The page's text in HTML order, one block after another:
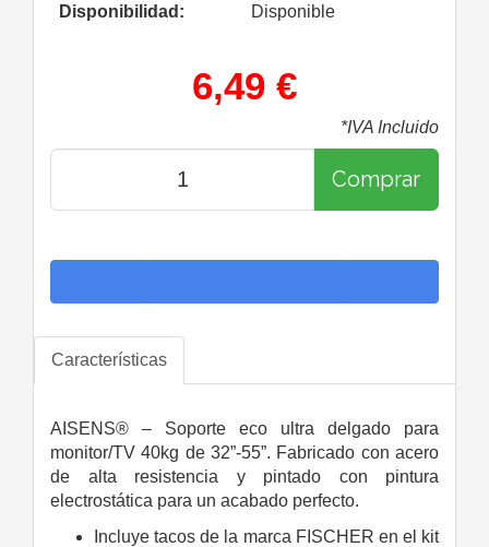
Disponibilidad: Disponible
6,49 €
*IVA Incluido
Comprar
Características
AISENS® – Soporte eco ultra delgado para
monitor/TV 40kg de 32”-55”. Fabricado con acero
de alta resistencia y pintado con pintura
electrostática para un acabado perfecto.
Incluye tacos de la marca FISCHER en el kit